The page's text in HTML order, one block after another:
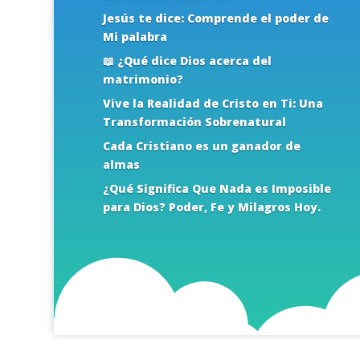
Jesús te dice: Comprende el poder de
Mi palabra
📖 ¿Qué dice Dios acerca del
matrimonio?
Vive la Realidad de Cristo en Ti: Una
Transformación Sobrenatural
Cada Cristiano es un ganador de
almas
¿Qué Significa Que Nada es Imposible
para Dios? Poder, Fe y Milagros Hoy.